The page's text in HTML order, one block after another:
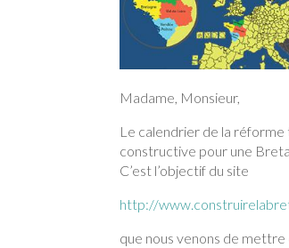
Madame, Monsieur,
Le calendrier de la
constructive pour une
C’est l’objectif du site
http://
que nous venons de